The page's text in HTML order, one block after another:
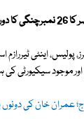
دورہ
موجود سیکیورٹی
عمران خان کی